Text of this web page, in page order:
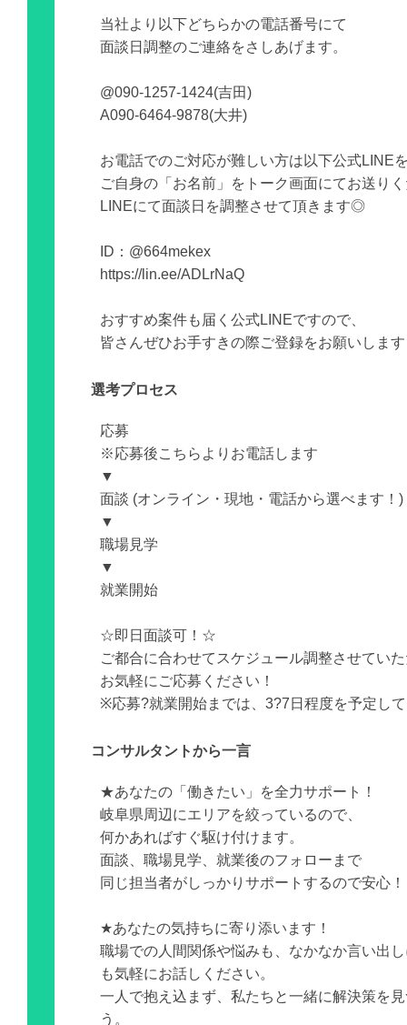
当社より以下どちらかの電話番号にて
面談日調整のご連絡をさしあげます。
@090-1257-1424(吉田)
A090-6464-9878(大井)
お電話でのご対応が難しい方は以下公式LINE
ご自身の「お名前」をトーク画面にてお送り
LINEにて面談日を調整させて頂きます◎
ID：@664mekex
https://lin.ee/ADLrNaQ
おすすめ案件も届く公式LINEですので、
皆さんぜひお手すきの際ご登録をお願いしま
選考プロセス
応募
※応募後こちらよりお電話します
▼
面談 (オンライン・現地・電話から選べます！)
▼
職場見学
▼
就業開始
☆即日面談可！☆
ご都合に合わせてスケジュール調整させてい
お気軽にご応募ください！
※応募?就業開始までは、3?7日程度を予定し
コンサルタントから一言
★あなたの「働きたい」を全力サポート！
岐阜県周辺にエリアを絞っているので、
何かあればすぐ駆け付けます。
面談、職場見学、就業後のフォローまで
同じ担当者がしっかりサポートするので安心！
★あなたの気持ちに寄り添います！
職場での人間関係や悩みも、なかなか言い出
も気軽にお話しください。
一人で抱え込まず、私たちと一緒に解決策を
う。